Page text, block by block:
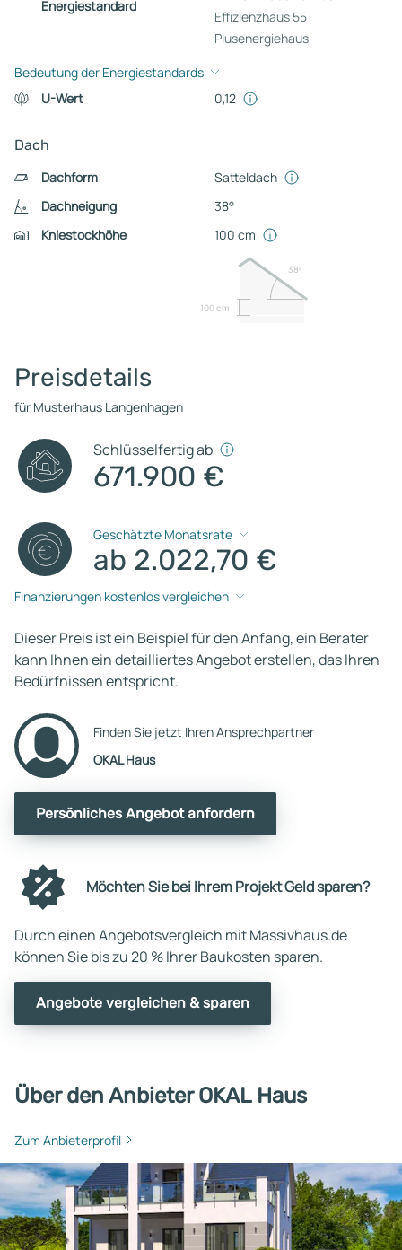
Energiestandard
Effizienzhaus 55
Plusenergiehaus
Bedeutung der Energiestandards
U-Wert
0,12
Dach
Dachform
Satteldach
Dachneigung
38°
Kniestockhöhe
100 cm
100 cm
38º
Preisdetails
für Musterhaus Langenhagen
Schlüsselfertig ab
671.900 €
Geschätzte Monatsrate
ab 2.022,70 €
Finanzierungen kostenlos vergleichen
Dieser Preis ist ein Beispiel für den Anfang, ein Berater
kann Ihnen ein detailliertes Angebot erstellen, das Ihren
Bedürfnissen entspricht.
Finden Sie jetzt Ihren Ansprechpartner
OKAL Haus
Persönliches Angebot anfordern
Möchten Sie bei Ihrem Projekt Geld sparen?
Durch einen Angebotsvergleich mit Massivhaus.de
können Sie bis zu 20 % Ihrer Baukosten sparen.
Angebote vergleichen & sparen
Über den Anbieter OKAL Haus
Zum Anbieterprofil